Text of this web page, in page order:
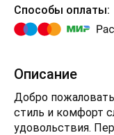
Способы оплаты:
Описание
Добро
стиль и комфорт
удовольствия.